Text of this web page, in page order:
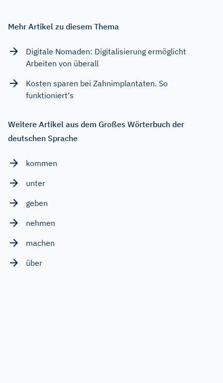
Mehr Artikel zu diesem Thema
Digitale Nomaden: Digitalisierung ermöglicht
Arbeiten von überall
Kosten sparen bei Zahnimplantaten. So
funktioniert‘s
Weitere Artikel aus dem Großes Wörterbuch der
deutschen Sprache
kommen
unter
geben
nehmen
machen
über